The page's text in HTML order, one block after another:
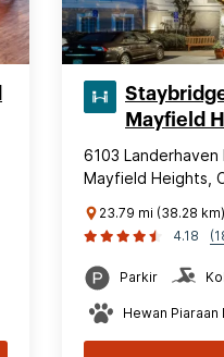
Mayfield
6103 Landerhaven
Mayfield Heights,
23.79 mi (38.28
4.18
Parkir
Hewan